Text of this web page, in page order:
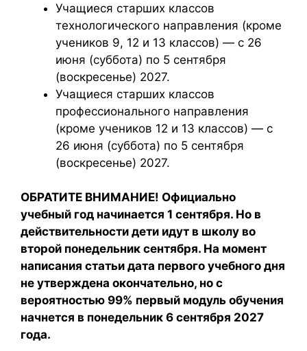
Учащиеся старших классов
технологического направления (кроме
учеников 9, 12 и 13 классов) — с 26
июня (суббота) по 5 сентября
(воскресенье) 2027.
Учащиеся старших классов
профессионального направления
(кроме учеников 12 и 13 классов) — с
26 июня (суббота) по 5 сентября
(воскресенье) 2027.
ОБРАТИТЕ ВНИМАНИЕ! Официально
учебный год начинается 1 сентября. Но в
действительности дети идут в школу во
второй понедельник сентября. На момент
написания статьи дата первого учебного дня
не утверждена окончательно, но с
вероятностью 99% первый модуль обучения
начнется в понедельник 6 сентября 2027
года.